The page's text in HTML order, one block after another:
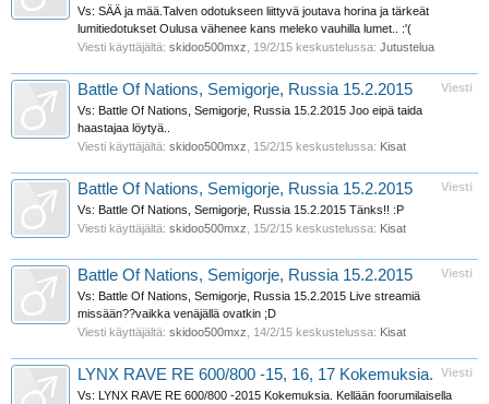
Vs: SÄÄ ja mää.Talven odotukseen liittyvä joutava horina ja tärkeät
lumitiedotukset Oulusa vähenee kans meleko vauhilla lumet.. :'(
Viesti käyttäjältä: skidoo500mxz 19/2/15 keskustelussa: Jutustelua
Viesti
Battle Of Nations, Semigorje, Russia 15.2.2015
Vs: Battle Of Nations, Semigorje, Russia 15.2.2015 Joo eipä taida
haastajaa löytyä..
Viesti käyttäjältä: skidoo500mxz 15/2/15 keskustelussa: Kisat
Viesti
Battle Of Nations, Semigorje, Russia 15.2.2015
Vs: Battle Of Nations, Semigorje, Russia 15.2.2015 Tänks!! :P
Viesti käyttäjältä: skidoo500mxz 15/2/15 keskustelussa: Kisat
Viesti
Battle Of Nations, Semigorje, Russia 15.2.2015
Vs: Battle Of Nations, Semigorje, Russia 15.2.2015 Live streamiä
missään??vaikka venäjällä ovatkin ;D
Viesti käyttäjältä: skidoo500mxz 14/2/15 keskustelussa: Kisat
Viesti
LYNX RAVE RE 600/800 -15, 16, 17 Kokemuksia.
Vs: LYNX RAVE RE 600/800 -2015 Kokemuksia. Kellään foorumilaisella